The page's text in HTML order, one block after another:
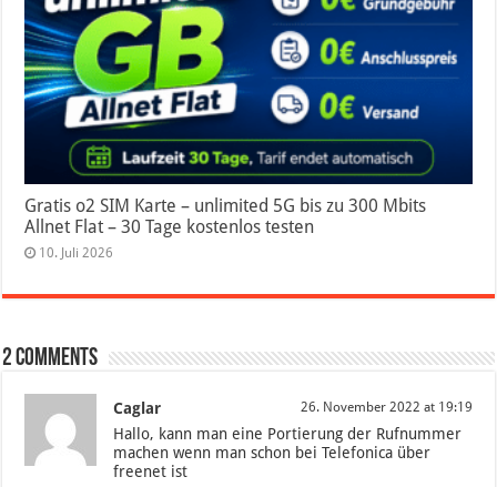
Gratis o2 SIM Karte – unlimited 5G bis zu 300 Mbits
Allnet Flat – 30 Tage kostenlos testen
10. Juli 2026
2 comments
Caglar 26. November 2022 at 19:19
Hallo, kann man eine Portierung der Rufnummer
machen wenn man schon bei Telefonica über
freenet ist